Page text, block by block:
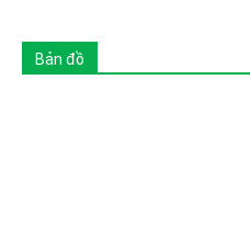
Bản đồ